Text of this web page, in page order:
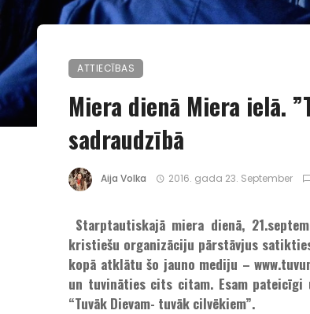
ATTIECĪBAS
Miera dienā Miera ielā.
sadraudzībā
Aija Volka 2016. gada 23. September
Starptautiskajā miera dienā,
kristiešu organizāciju pārstāvjus
kopā atklātu šo jauno mediju –
un tuvināties cits citam. Esam
“Tuvāk Dievam- tuvāk cilvēkiem”.